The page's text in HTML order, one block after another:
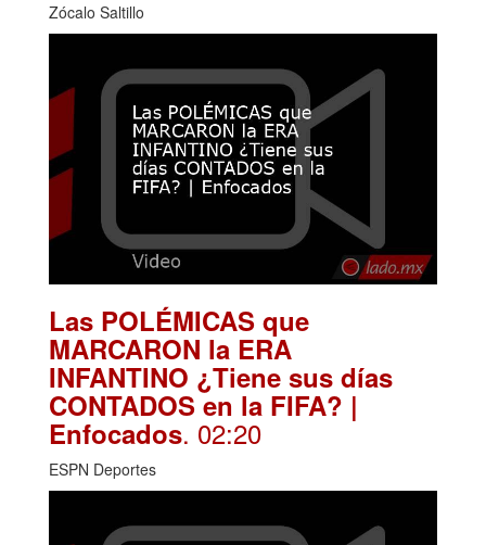
Zócalo Saltillo
Las POLÉMICAS que
MARCARON la ERA
INFANTINO ¿Tiene sus días
CONTADOS en la FIFA? |
Enfocados. 02:20
ESPN Deportes